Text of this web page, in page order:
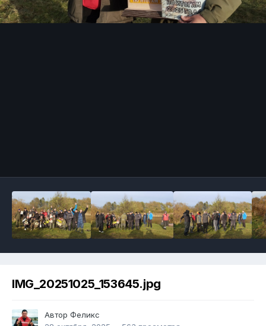
IMG_20251025_153645.jpg
Автор Феликс